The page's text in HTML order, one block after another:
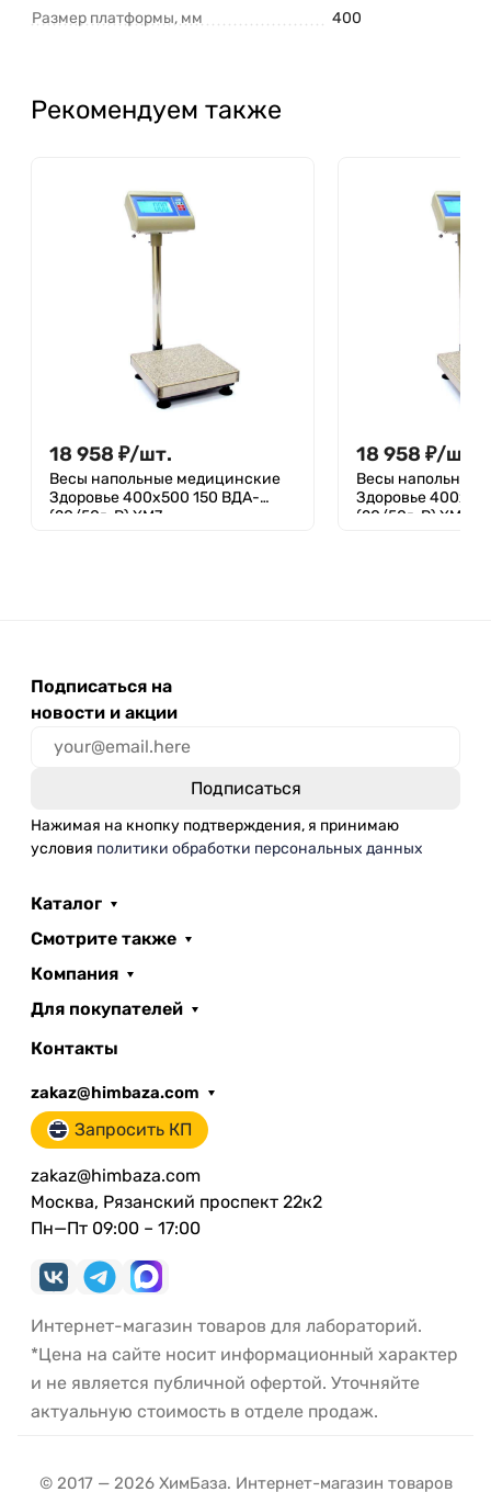
Размер платформы, мм 400
Рекомендуем также
18 958 ₽/шт.
Весы напольные медицинские
Здоровье 400x500 150 ВДА-
(20/50г; Р) XM7
18 958 ₽/шт.
Весы напольные
Здоровье
(20/50г; Р) XM7
Подписаться на
новости и акции
Нажимая на кнопку подтверждения, я принимаю
условия политики обработки персональных данных
Каталог
Смотрите также
Компания
Для покупателей
Контакты
zakaz@himbaza.com
Запросить КП
zakaz@himbaza.com
Москва, Рязанский проспект 22к2
Пн—Пт 09:00 – 17:00
Интернет-магазин товаров для лабораторий.
*Цена на сайте носит информационный характер
и не является публичной офертой. Уточняйте
актуальную стоимость в отделе продаж.
© 2017 — 2026 ХимБаза. Интернет-магазин товаров